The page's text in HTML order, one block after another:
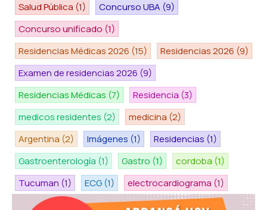
Salud Pública (1) Concurso UBA (9)
Concurso unificado (1)
Residencias Médicas 2026 (15) Residencias 2026 (9)
Examen de residencias 2026 (9)
Residencias Médicas (7) Residencia (3)
medicos residentes (2) medicina (2)
Argentina (2) Imágenes (1) Residencias (1)
Gastroenterología (1) Gastro (1) cordoba (1)
Tucuman (1) ECG (1) electrocardiograma (1)